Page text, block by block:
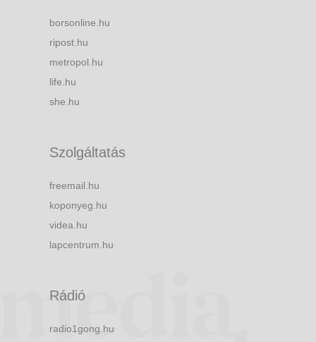
borsonline.hu
ripost.hu
metropol.hu
life.hu
she.hu
Szolgáltatás
freemail.hu
koponyeg.hu
videa.hu
lapcentrum.hu
Rádió
radio1gong.hu